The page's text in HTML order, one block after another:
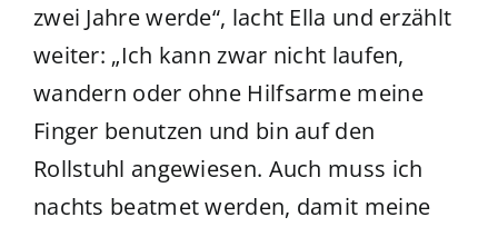
zwei Jahre werde“, lacht Ella und erzählt
weiter: „Ich kann zwar nicht laufen,
wandern oder ohne Hilfsarme meine
Finger benutzen und bin auf den
Rollstuhl angewiesen. Auch muss ich
nachts beatmet werden, damit meine